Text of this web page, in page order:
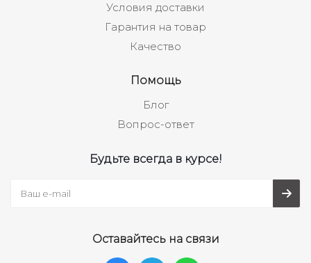
Условия доставки
Гарантия на товар
Качество
Помощь
Блог
Вопрос-ответ
Будьте всегда в курсе!
Оставайтесь на связи